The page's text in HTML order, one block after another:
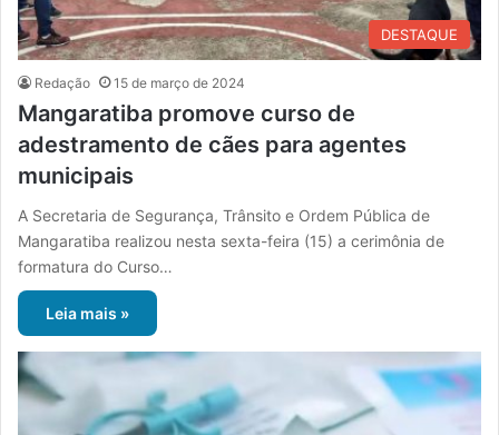
DESTAQUE
Redação 15 de março de 2024
Mangaratiba promove curso de
adestramento de cães para agentes
municipais
A Secretaria de Segurança, Trânsito e Ordem Pública de
Mangaratiba realizou nesta sexta-feira (15) a cerimônia de
formatura do Curso…
Leia mais »